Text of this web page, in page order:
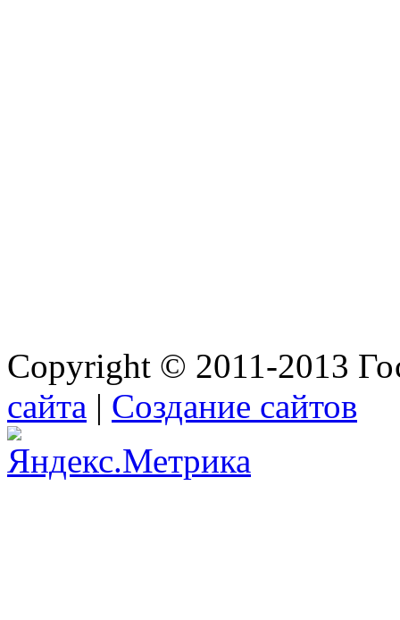
Copyright © 2011-2013
сайта | Создание сайтов